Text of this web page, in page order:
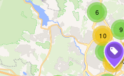
9
6
4
94
10